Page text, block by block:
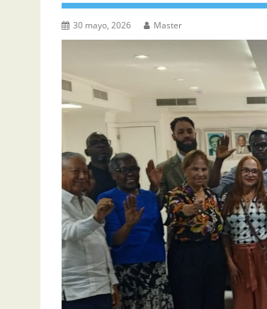
30 mayo, 2026 Master